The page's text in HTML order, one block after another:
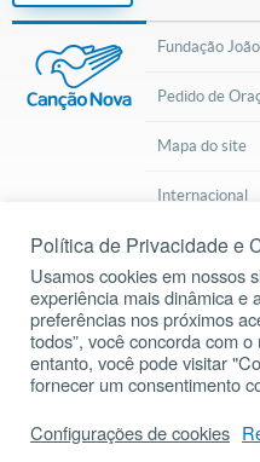
Fundação João
Pedido de
Mapa do site
Internacional
cancaonova.com © 2002 – 2026Todos
Política de Privacidade e
Usamos cookies em nossos
experiência mais dinâmica e
preferências nos próximos
todos”, você concorda com
entanto, você pode visitar
fornecer um consentimento
Configurações de cookies
Baixe o